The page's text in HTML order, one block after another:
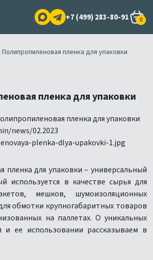
+7 (499) 283-80-91 0
Полипропиленовая пленка для упаковки
пленка для упаковки
пленка для упаковки – универсальный
используется в качестве сырья для
мешков, шумоизоляционных
обмотки крупногабаритных товаров
на паллетах. О уникальных
и ее использовании рассказываем в